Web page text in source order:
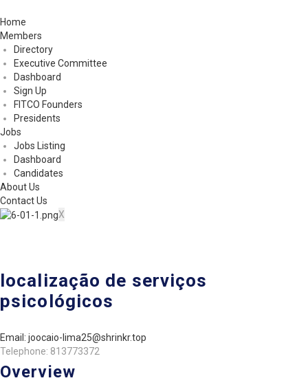
Home
Members
Directory
Executive Committee
Dashboard
Sign Up
FITCO Founders
Presidents
Jobs
Jobs Listing
Dashboard
Candidates
About Us
Contact Us
X
localização de serviços
psicológicos
Email: joocaio-lima25@shrinkr.top
Telephone: 813773372
Overview